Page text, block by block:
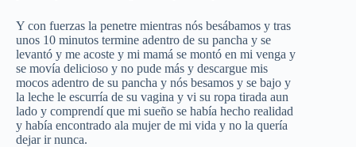
Y con fuerzas la penetre mientras nós besábamos y tras
unos 10 minutos termine adentro de su pancha y se
levantó y me acoste y mi mamá se montó en mi venga y
se movía delicioso y no pude más y descargue mis
mocos adentro de su pancha y nós besamos y se bajo y
la leche le escurría de su vagina y vi su ropa tirada aun
lado y comprendí que mi sueño se había hecho realidad
y había encontrado ala mujer de mi vida y no la quería
dejar ir nunca.